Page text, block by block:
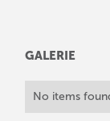
GALERIE
No items